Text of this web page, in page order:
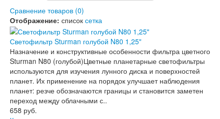
Сравнение товаров (0)
Отображение: список сетка
Светофильтр Sturman голубой N80 1,25"
Назначение и конструктивные особенности фильтра цветного
Sturman N80 (голубой)Цветные планетарные светофильтры
используются для изучения лунного диска и поверхностей
планет. Их применение на порядок улучшает наблюдения
планет: резче обозначаются границы и становится заметен
переход между облачными с..
658 руб.